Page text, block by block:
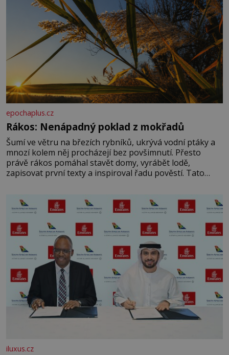
epochaplus.cz
Rákos: Nenápadný poklad z mokřadů
Šumí ve větru na březích rybníků, ukrývá vodní ptáky a
mnozí kolem něj procházejí bez povšimnutí. Přesto
právě rákos pomáhal stavět domy, vyrábět lodě,
zapisovat první texty a inspiroval řadu pověstí. Tato
letního koupání. Stačí se však podívat
iluxus.cz